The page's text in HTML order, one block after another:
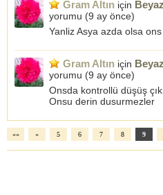
Gram Altın için
yorumu (9 ay önce)
Yanliz Asya azda olsa
Gram Altın için
yorumu (9 ay önce)
Onsda kontrollü düşüş
Onsu derin dusurmezler
«« « 5 6 7 8 9